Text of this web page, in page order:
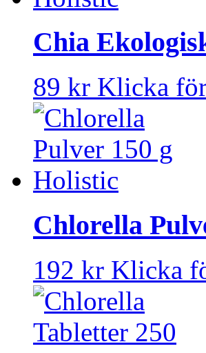
Chia
89 kr Klicka
Chlorella
192 kr Klicka